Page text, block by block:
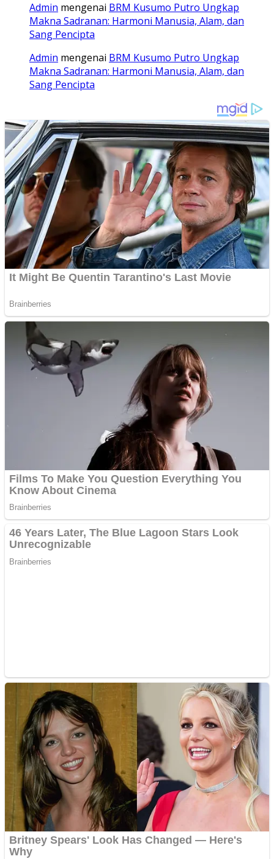
Admin mengenai BRM Kusumo Putro Ungkap
Makna Sadranan: Harmoni Manusia, Alam, dan
Sang Pencipta
Admin mengenai BRM Kusumo Putro Ungkap
Makna Sadranan: Harmoni Manusia, Alam, dan
Sang Pencipta